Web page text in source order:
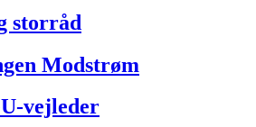
storråd
Modstrøm
vejleder